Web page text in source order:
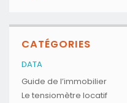
CATÉGORIES
DATA
Guide de l’immobilier
Le tensiomètre locatif